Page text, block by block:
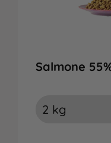
Salmone